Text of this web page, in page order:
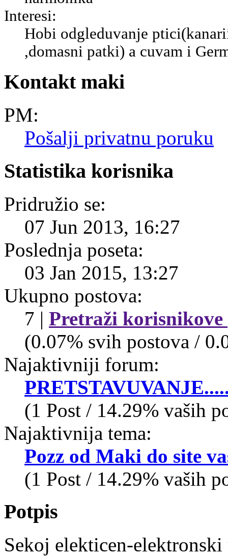
Interesi:
Hobi odgleduvanje
,domasni patki) a cuvam i
Kontakt maki
PM:
Pošalji privatnu poruku
Statistika korisnika
Pridružio se:
07 Jun 2013, 16:27
Poslednja poseta:
03 Jan 2015, 13:27
Ukupno postova:
7 | Pretraži korisnikove
(0.07% svih postova /
Najaktivniji forum:
(1 Post / 14.29% vaših
Najaktivnija tema:
Pozz od Maki do site
(1 Post / 14.29% vaših
Potpis
Sekoj elekticen-